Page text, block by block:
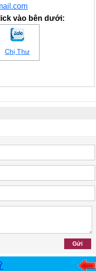
vào bên dưới:
Chị Thư